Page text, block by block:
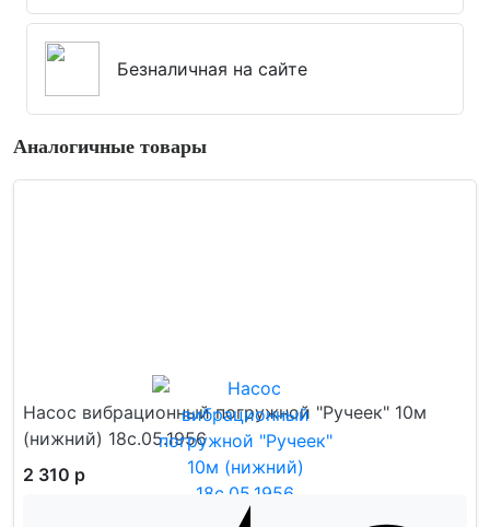
Безналичная на сайте
Аналогичные товары
Насос вибрационный погружной "Ручеек" 10м
(нижний) 18с.05.1956
2 310 р